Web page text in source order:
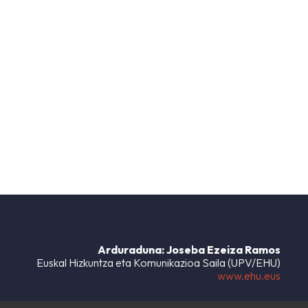
Arduraduna: Joseba Ezeiza Ramos
Euskal Hizkuntza eta Komunikazioa Saila (UPV/EHU)
www.ehu.eus